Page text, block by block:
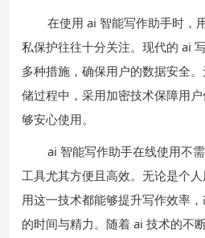
在使用 ai 智能写作助手时，
私保护往往十分关注。现代的 ai
多种措施，确保用户的数据安全
储过程中，采用加密技术保障用
够安心使用。
ai 智能写作助手在线使用不
工具尤其方便且高效。无论是个
用这一技术都能够提升写作效率
的时间与精力。随着 ai 技术的不